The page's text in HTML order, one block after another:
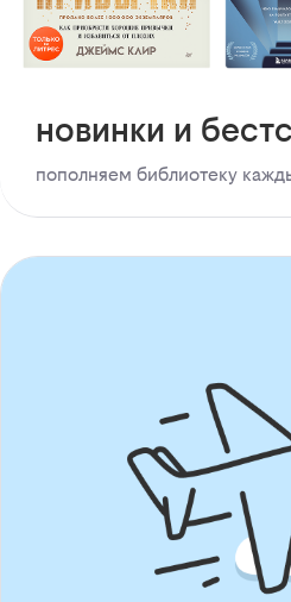
новинки и
пополняем библиотеку